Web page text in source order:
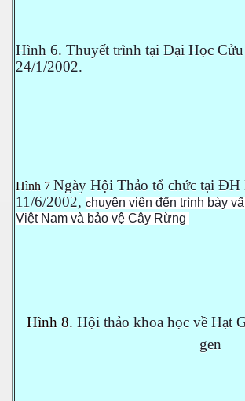
Hình 6. Thuyết trình tại Đại Học
24/1/2002.
Hình 7 Ngày Hội Thảo tổ chức tại ĐH
11/6/2002, chuyên viên đến trình bày
Việt Nam và bảo vệ Cây Rừng
Hình 8. Hội thảo khoa học về Hạt
gen